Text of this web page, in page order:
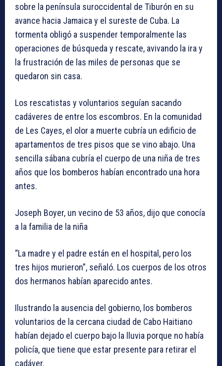
sobre la península suroccidental de Tiburón en su
avance hacia Jamaica y el sureste de Cuba. La
tormenta obligó a suspender temporalmente las
operaciones de búsqueda y rescate, avivando la ira y
la frustración de las miles de personas que se
quedaron sin casa.
Los rescatistas y voluntarios seguían sacando
cadáveres de entre los escombros. En la comunidad
de Les Cayes, el olor a muerte cubría un edificio de
apartamentos de tres pisos que se vino abajo. Una
sencilla sábana cubría el cuerpo de una niña de tres
años que los bomberos habían encontrado una hora
antes.
Joseph Boyer, un vecino de 53 años, dijo que conocía
a la familia de la niña
“La madre y el padre están en el hospital, pero los
tres hijos murieron”, señaló. Los cuerpos de los otros
dos hermanos habían aparecido antes.
Ilustrando la ausencia del gobierno, los bomberos
voluntarios de la cercana ciudad de Cabo Haitiano
habían dejado el cuerpo bajo la lluvia porque no había
policía, que tiene que estar presente para retirar el
cadáver.